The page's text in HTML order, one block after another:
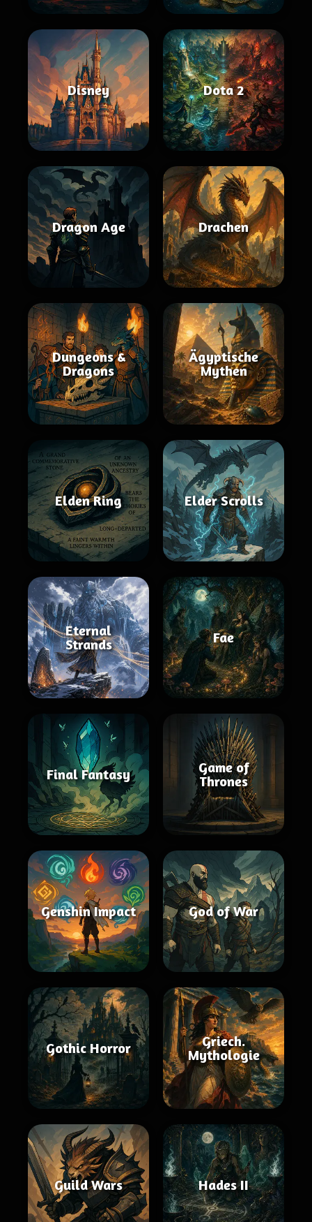
Disney Dota 2
Dragon Age Drachen
Dungeons &
Dragons
Ägyptische
Mythen
Elden Ring Elder Scrolls
Eternal
Strands
Fae
Final Fantasy
Game of
Thrones
Genshin Impact God of War
Gothic Horror
Griech.
Mythologie
Guild Wars Hades II